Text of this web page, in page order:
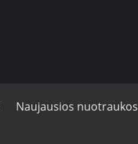
Naujausios nuotraukos